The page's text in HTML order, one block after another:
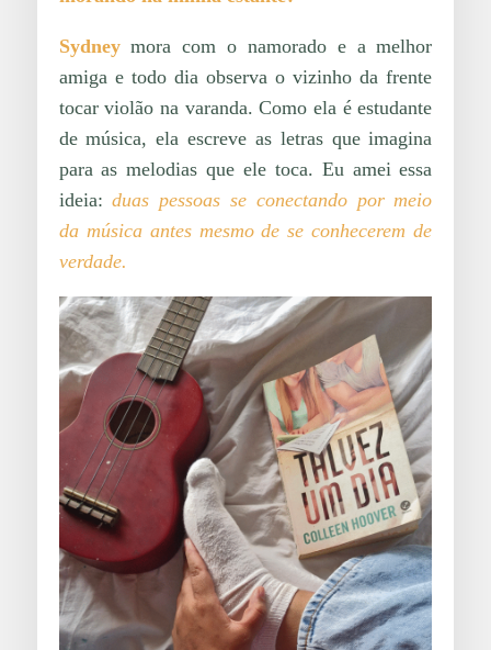
Sydneymora com o namorado e a melhor
amiga e todo dia observa o vizinho da frente
tocar violão na varanda. Como ela é estudante
de música, ela escreve as letras que imagina
para as melodias que ele toca. Eu amei essa
ideia:duas pessoas se conectando por meio
da música antes mesmo de se conhecerem de
verdade.